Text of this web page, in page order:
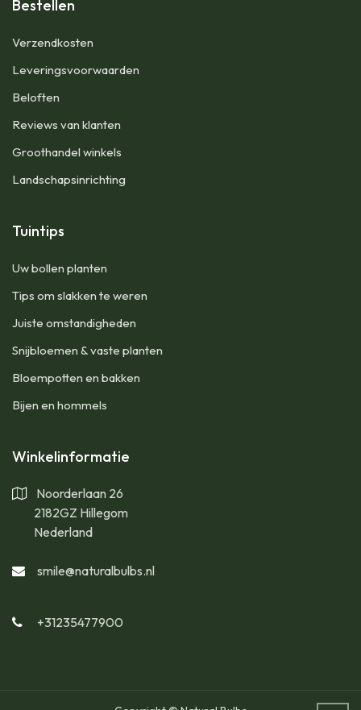
Bestellen
​Verzendkosten
Leveringsvoorwaarden
Beloften
Reviews van klanten
Groothandel winkels
Landschapsinrichting
Tuintips
Uw bollen planten
Tips om slakken te weren
Juiste omstandigheden
Snijbloemen & vaste planten
Bloempotten en bakken
Bijen en hommels
Winkelinformatie
Noorderlaan 26
2182GZ Hillegom
Nederland
smile@naturalbulbs.nl
+31235477900